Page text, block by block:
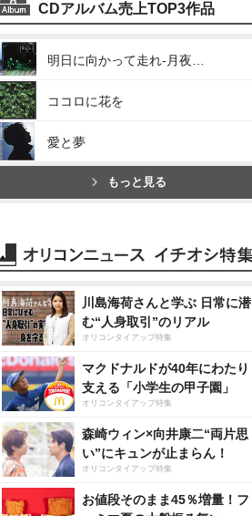
CDアルバム売上TOP3作品
ココロに花を
愛と夢
もっと見る
川島海荷さんと学ぶ 日常に潜
む“人身取引”のリアル
オリコンタイアップ特集
マクドナルドが40年にわたり
支える「小学生の甲子園」
オリコンタイアップ特集
森崎ウィン×向井康二“両片思
い”にキュンが止まらん！
オリコンタイアップ特集
お値段そのまま45％増量！フ